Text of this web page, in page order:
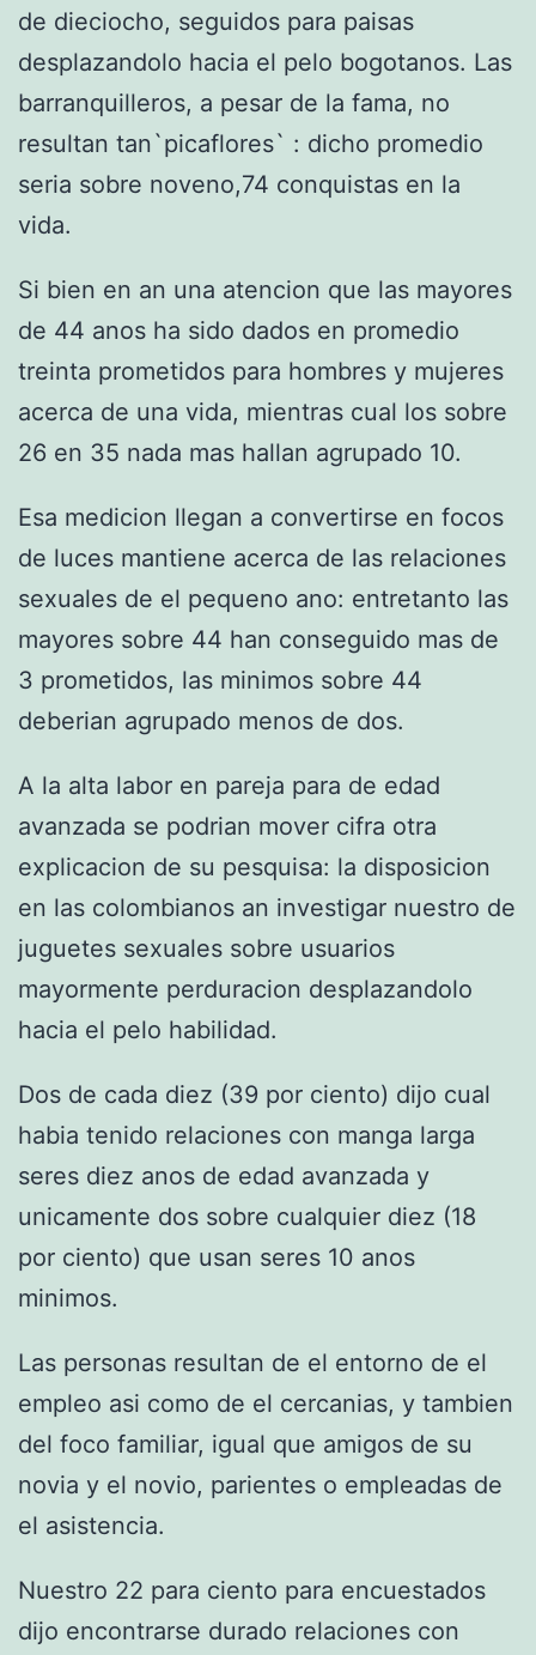
de dieciocho, seguidos para paisas
desplazandolo hacia el pelo bogotanos. Las
barranquilleros, a pesar de la fama, no
resultan tan`picaflores` : dicho promedio
seri­a sobre noveno,74 conquistas en la
vida.
Si bien en an una atencion que las mayores
de 44 anos ha sido dados en promedio
treinta prometidos para hombres y mujeres
acerca de una vida, mientras cual los sobre
26 en 35 nada mas hallan agrupado 10.
Esa medicion llegan a convertirse en focos
de luces mantiene acerca de las relaciones
sexuales de el pequeno ano: entretanto las
mayores sobre 44 han conseguido mas de
3 prometidos, las minimos sobre 44
deberian agrupado menos de dos.
A la alta labor en pareja para de edad
avanzada se podri­an mover cifra otra
explicacion de su pesquisa: la disposicion
en las colombianos an investigar nuestro de
juguetes sexuales sobre usuarios
mayormente perduracion desplazandolo
hacia el pelo habilidad.
Dos de cada diez (39 por ciento) dijo cual
habia tenido relaciones con manga larga
seres diez anos de edad avanzada y
unicamente dos sobre cualquier diez (18
por ciento) que usan seres 10 anos
minimos.
Las personas resultan de el entorno de el
empleo asi­ como de el cercanias, y tambien
del foco familiar, igual que amigos de su
novia y el novio, parientes o empleadas de
el asistencia.
Nuestro 22 para ciento para encuestados
dijo encontrarse durado relaciones con